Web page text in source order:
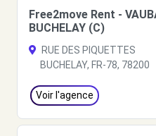
Free2move Rent -
BUCHELAY (C)
RUE DES PIQUETTES
BUCHELAY, FR-78, 78200
Voir l'agence